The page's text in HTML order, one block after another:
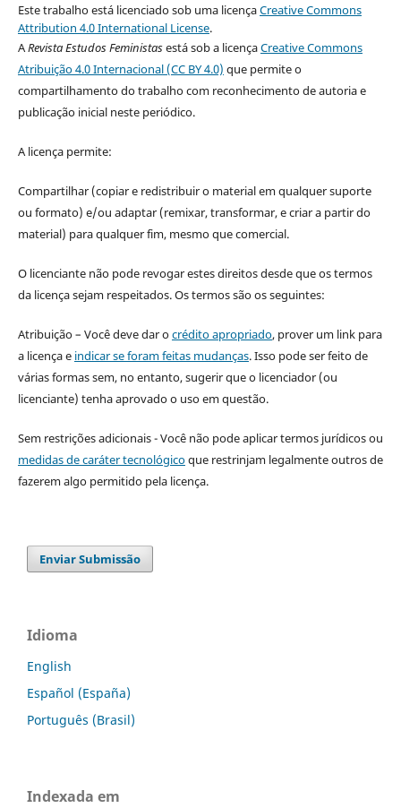
Este trabalho está licenciado sob uma licençaCreative Commons
Attribution 4.0 International License.
ARevista Estudos Feministasestá sob a licençaCreative Commons
Atribuição 4.0 Internacional (CC BY 4.0) que permite o
compartilhamento do trabalho com reconhecimento de autoria e
publicação inicial neste periódico.
A licença permite:
Compartilhar (copiar e redistribuir o material em qualquer suporte
ou formato) e/ou adaptar (remixar, transformar, e criar a partir do
material) para qualquer fim, mesmo que comercial.
O licenciante não pode revogar estes direitos desde que os termos
da licença sejam respeitados. Os termos são os seguintes:
Atribuição – Você deve dar ocrédito apropriado, prover um link para
a licença e indicar se foram feitas mudanças. Isso pode ser feito de
várias formas sem, no entanto, sugerir que o licenciador (ou
licenciante) tenha aprovado o uso em questão.
Sem restrições adicionais - Você não pode aplicar termos jurídicos ou
medidas de caráter tecnológicoque restrinjam legalmente outros de
fazerem algo permitido pela licença.
Enviar Submissão
Idioma
English
Español (España)
Português (Brasil)
Indexada em